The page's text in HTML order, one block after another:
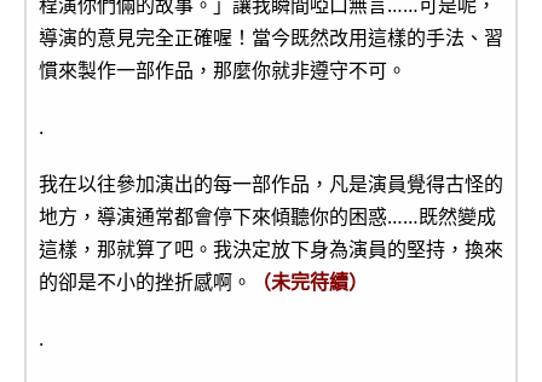
導演的意見完全正確喔！當今既然改用這樣的手法、習
慣來製作一部作品，那麼你就非遵守不可。
.
我在以往參加演出的每一部作品，凡是演員覺得古怪的
地方，導演通常都會停下來傾聽你的困惑……既然變成
這樣，那就算了吧。我決定放下身為演員的堅持，換來
的卻是不小的挫折感啊。
（未完待續）
.